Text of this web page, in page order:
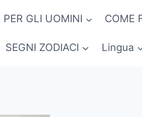
PER GLI UOMINI COME
SEGNI ZODIACI Lingua